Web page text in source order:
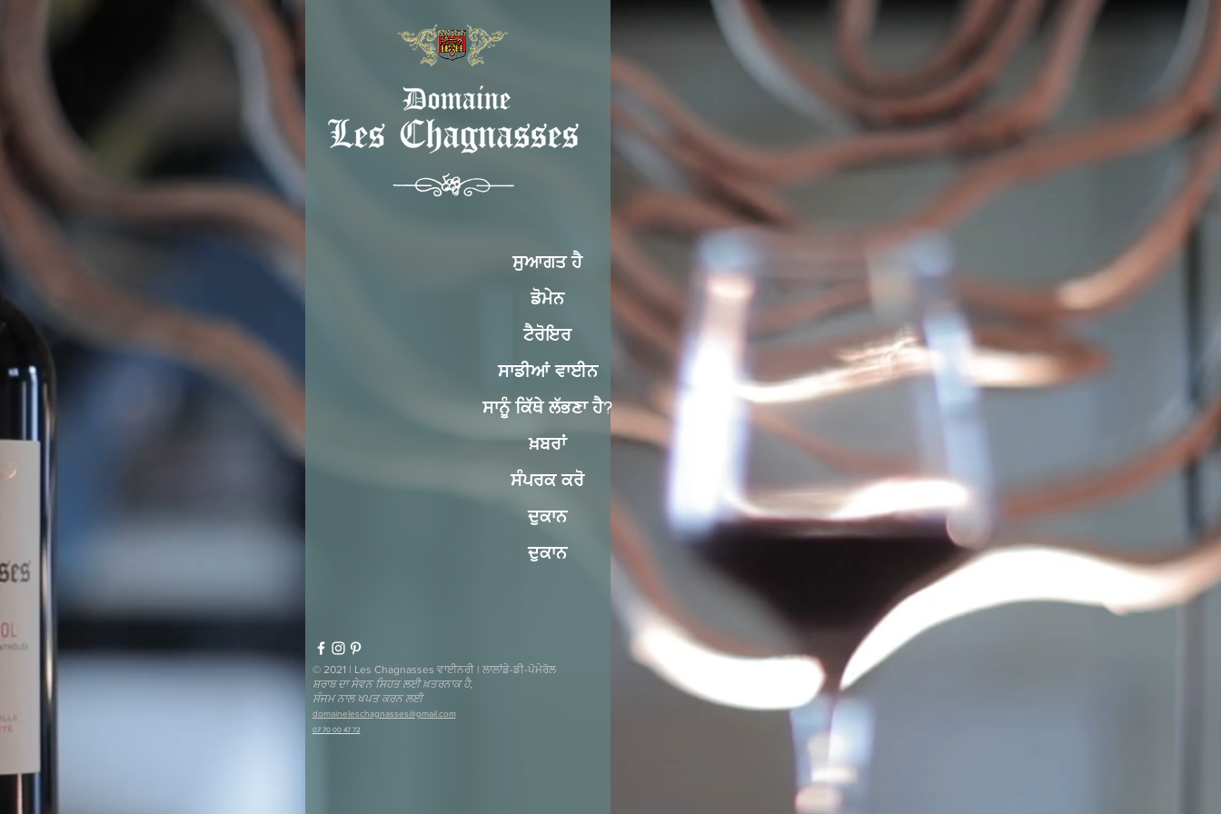
ਸੁਆਗਤ ਹੈ
ਡੋਮੇਨ
ਟੈਰੋਇਰ
ਸਾਡੀਆਂ ਵਾਈਨ
ਸਾਨੂੰ ਕਿੱਥੇ ਲੱਭਣਾ ਹੈ?
ਖ਼ਬਰਾਂ
ਸੰਪਰਕ ਕਰੋ
ਦੁਕਾਨ
ਦੁਕਾਨ
© 2021 | Les Chagnasses ਵਾਈਨਰੀ | ਲਾਲਾਂਡੇ-ਡੀ-ਪੋਮੇਰੋਲ
ਸ਼ਰਾਬ ਦਾ ਸੇਵਨ ਸਿਹਤ ਲਈ ਖ਼ਤਰਨਾਕ ਹੈ,
ਸੰਜਮ ਨਾਲ ਖਪਤ ਕਰਨ ਲਈ
domaineleschagnasses@gmail.com
07 70 00 47 72